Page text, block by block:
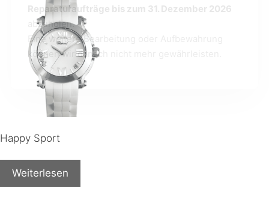
Happy Sport
Weiterlesen
Reparaturaufträge bis zum 31. Dezember 2026
abzuholen.
Eine weitere Bearbeitung oder Aufbewahrung
können wir danach nicht mehr gewährleisten.